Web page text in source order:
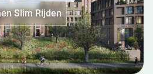
Slim Rijden